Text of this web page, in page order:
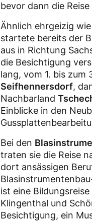
bevor dann die
Ähnlich ehrgeizig
startete bereits der
aus in Richtung
die Besichtigung
lang, vom 1. bis zum
Seifhennersdorf,
Nachbarland
Einblicke in den
Bei den
traten sie die Reise
dort ansässigen
ist eine Bildungsreise
Klingenthal und
Besichtigung, ein